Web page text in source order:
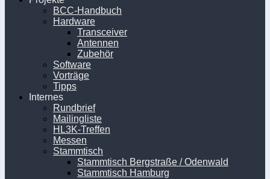
BCC-Handbuch
Hardware
Transceiver
Antennen
Zubehör
Software
Vorträge
Tipps
Internes
Rundbrief
Mailingliste
HL3K-Treffen
Messen
Stammtisch
Stammtisch Bergstraße / Odenwald
Stammtisch Hamburg